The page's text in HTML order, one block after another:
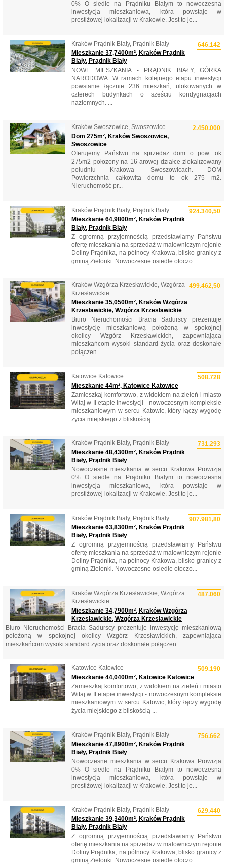
0% O siedle na Prądniku Białym to nowoczesna
inwestycja mieszkaniowa, która powstaje w
prestiżowej lokalizacji w Krakowie. Jest to je...
646.142
Kraków Prądnik Biały, Prądnik Biały
Mieszkanie 37,7400m², Kraków Prądnik
Biały, Prądnik Biały
NOWE MIESZKANIA - PRĄDNIK BIAŁY, GÓRKA
NARODOWA. W ramach kolejnego etapu inwestycji
powstanie łącznie 236 mieszkań, ulokowanych w
czterech budynkach o sześciu kondygnacjach
naziemnych. ...
2.450.000
Kraków Swoszowice, Swoszowice
Dom 275m², Kraków Swoszowice,
Swoszowice
Oferujemy Państwu na sprzedaż dom o pow. ok
275m2 położony na 16 arowej działce zlokalizowany
południu Krakowa- Swoszowicach. DOM
Powierzchnia całkowita domu to ok 275 m2.
Nieruchomość pr...
924.340,50
Kraków Prądnik Biały, Prądnik Biały
Mieszkanie 64,9800m², Kraków Prądnik
Biały, Prądnik Biały
Z ogromną przyjemnością przedstawiamy Państwu
ofertę mieszkania na sprzedaż w malowniczym rejonie
Doliny Prądnika, na północy Krakowa, blisko granicy z
gminą Zielonki. Nowoczesne osiedle otoczo...
499.462,50
Kraków Wzgórza Krzesławickie, Wzgórza
Krzesławickie
Mieszkanie 35,0500m², Kraków Wzgórza
Krzesławickie, Wzgórza Krzesławickie
Biuro Nieruchomości Bracia Sadurscy prezentuje
inwestycję mieszkaniową położoną w spokojnej
okolicy Wzgórz Krzesławickich, zapewniająca
mieszkańcom wysoki standard życia oraz doskonałe
połączen...
508.728
Katowice Katowice
Mieszkanie 44m², Katowice Katowice
Zamieszkaj komfortowo, z widokiem na zieleń i miasto
Witaj w II etapie inwestycji - nowoczesnym kompleksie
mieszkaniowym w sercu Katowic, który łączy wygodę
życia miejskiego z bliskością ...
731.293
Kraków Prądnik Biały, Prądnik Biały
Mieszkanie 48,4300m², Kraków Prądnik
Biały, Prądnik Biały
Nowoczesne mieszkania w sercu Krakowa Prowizja
0% O siedle na Prądniku Białym to nowoczesna
inwestycja mieszkaniowa, która powstaje w
prestiżowej lokalizacji w Krakowie. Jest to je...
907.981,80
Kraków Prądnik Biały, Prądnik Biały
Mieszkanie 63,8300m², Kraków Prądnik
Biały, Prądnik Biały
Z ogromną przyjemnością przedstawiamy Państwu
ofertę mieszkania na sprzedaż w malowniczym rejonie
Doliny Prądnika, na północy Krakowa, blisko granicy z
gminą Zielonki. Nowoczesne osiedle otoczo...
487.060
Kraków Wzgórza Krzesławickie, Wzgórza
Krzesławickie
Mieszkanie 34,7900m², Kraków Wzgórza
Krzesławickie, Wzgórza Krzesławickie
Biuro Nieruchomości Bracia Sadurscy prezentuje inwestycję mieszkaniową
położoną w spokojnej okolicy Wzgórz Krzesławickich, zapewniająca
mieszkańcom wysoki standard życia oraz doskonałe połączen...
509.190
Katowice Katowice
Mieszkanie 44,0400m², Katowice Katowice
Zamieszkaj komfortowo, z widokiem na zieleń i miasto
Witaj w II etapie inwestycji - nowoczesnym kompleksie
mieszkaniowym w sercu Katowic, który łączy wygodę
życia miejskiego z bliskością ...
756.662
Kraków Prądnik Biały, Prądnik Biały
Mieszkanie 47,8900m², Kraków Prądnik
Biały, Prądnik Biały
Nowoczesne mieszkania w sercu Krakowa Prowizja
0% O siedle na Prądniku Białym to nowoczesna
inwestycja mieszkaniowa, która powstaje w
prestiżowej lokalizacji w Krakowie. Jest to je...
629.440
Kraków Prądnik Biały, Prądnik Biały
Mieszkanie 39,3400m², Kraków Prądnik
Biały, Prądnik Biały
Z ogromną przyjemnością przedstawiamy Państwu
ofertę mieszkania na sprzedaż w malowniczym rejonie
Doliny Prądnika, na północy Krakowa, blisko granicy z
gminą Zielonki. Nowoczesne osiedle otoczo...